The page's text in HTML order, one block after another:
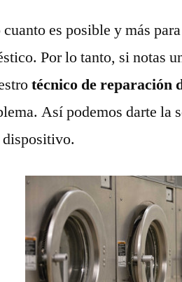
es posible y más
Por lo tanto, si notas
técnico de reparación
Así podemos darte la